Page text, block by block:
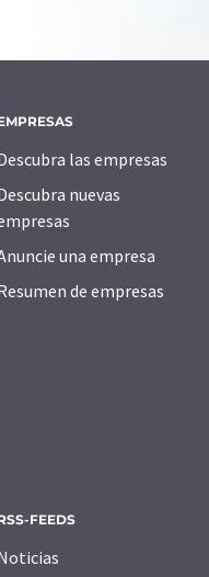
las empresas
nuevas
una empresa
de empresas
FEEDS